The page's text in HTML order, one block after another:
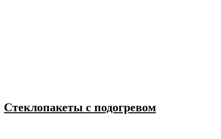
Стеклопакеты с подогревом